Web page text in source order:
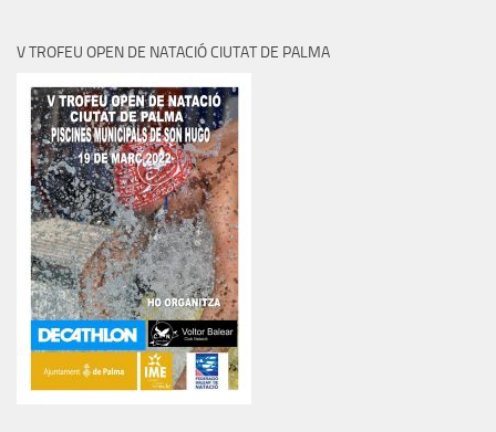
V TROFEU OPEN DE NATACIÓ CIUTAT DE PALMA